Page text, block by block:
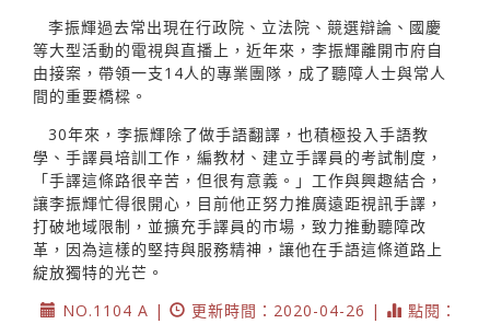
李振輝過去常出現在行政院、立法院、競選辯論、國慶
等大型活動的電視與直播上，近年來，李振輝離開市府自
由接案，帶領一支14人的專業團隊，成了聽障人士與常人
間的重要橋樑。
30年來，李振輝除了做手語翻譯，也積極投入手語教
學、手譯員培訓工作，編教材、建立手譯員的考試制度，
「手譯這條路很辛苦，但很有意義。」工作與興趣結合，
讓李振輝忙得很開心，目前他正努力推廣遠距視訊手譯，
打破地域限制，並擴充手譯員的市場，致力推動聽障改
革，因為這樣的堅持與服務精神，讓他在手語這條道路上
綻放獨特的光芒。
NO.1104 A |
更新時間：2020-04-26 |
點閱：